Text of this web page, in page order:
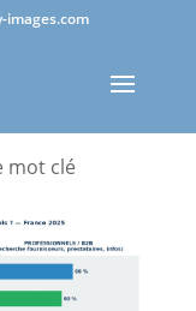
images.com
mot clé